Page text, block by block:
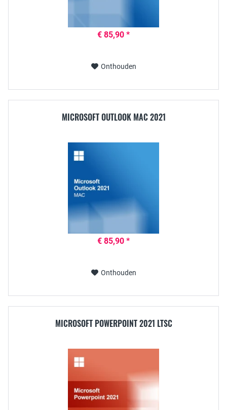
€ 85,90 *
Onthouden
MICROSOFT OUTLOOK MAC 2021
€ 85,90 *
Onthouden
MICROSOFT POWERPOINT 2021 LTSC